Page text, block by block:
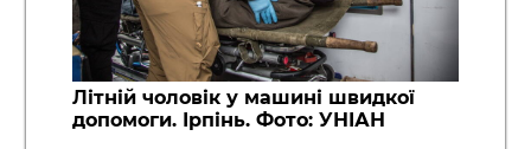
Літній чоловік у машині швидкої
допомоги. Ірпінь. Фото: УНІАН